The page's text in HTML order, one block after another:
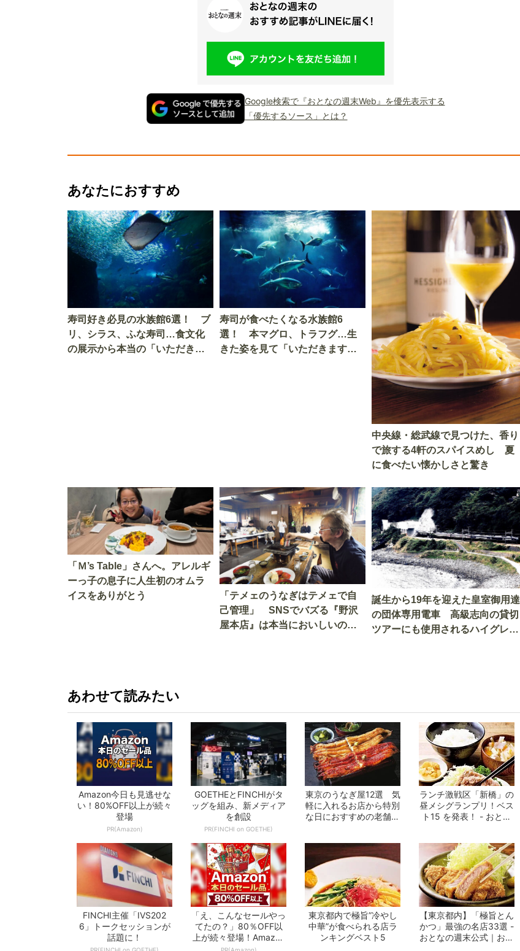
Google検索で『おとなの週末Web』を優先表示する
「優先するソース」とは？
あなたにおすすめ
寿司好き必見の水族館6選！ ブ
リ、シラス、ふな寿司…食文化
の展示から本当の「いただきま
寿司が食べたくなる水族館6
選！ 本マグロ、トラフグ…生
きた姿を見て「いただきます」
中央線・総武線で見つけた、香り
で旅する4軒のスパイスめし 夏
に食べたい懐かしさと驚き
「Ｍ’s Table」さんへ。アレルギ
ーっ子の息子に人生初のオムラ
イスをありがとう
「テメェのうなぎはテメェで自
己管理」 SNSでバズる『野沢
屋本店』は本当においしいの
誕生から19年を迎えた皇室御用達
の団体専用電車 高級志向の貸切
ツアーにも使用されるハイグレー
あわせて読みたい
Amazon今日も見逃せな
い！80%OFF以上が続々
登場
PR(Amazon)
GOETHEとFINCHIがタ
ッグを組み、新メディア
を創設
PR(FINCHI on GOETHE)
東京のうなぎ屋12選 気
軽に入れるお店から特別
な日におすすめの老舗ま
ランチ激戦区「新橋」の
昼メシグランプリ！ベス
ト15 を発表！ - おとな
FINCHI主催「IVS202
6」トークセッションが
話題に！
「え、こんなセールやっ
てたの？」80％OFF以
上が続々登場！Amazon
の本気が...
東京都内で極旨”冷やし
中華”が食べられる店ラ
ンキングベスト5
【東京都内】「極旨とん
かつ」最強の名店33選 -
おとなの週末公式｜おい